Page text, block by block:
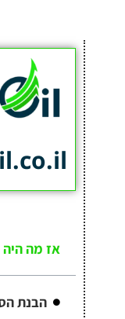
אז מה היה
הבנת